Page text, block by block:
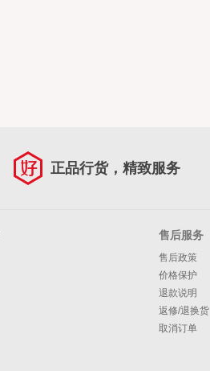
正品行货，精致服务
售后服务
售后政策
价格保护
退款说明
返修/退换货
取消订单